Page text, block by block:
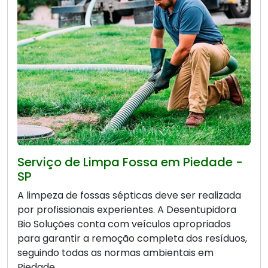
Serviço de Limpa Fossa em Piedade -
SP
A limpeza de fossas sépticas deve ser realizada
por profissionais experientes. A Desentupidora
Bio Soluções conta com veículos apropriados
para garantir a remoção completa dos resíduos,
seguindo todas as normas ambientais em